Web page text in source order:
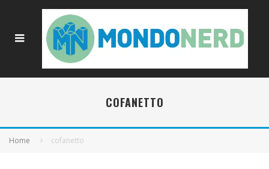
COFANETTO
Home cofanetto